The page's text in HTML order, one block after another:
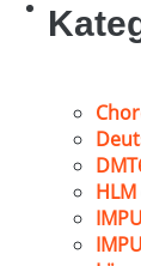
HLM